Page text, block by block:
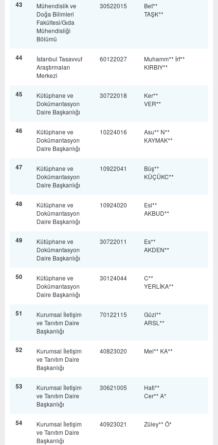
43
Mühendislik ve
Doğa Bilimleri
Fakültesi/Gıda
Mühendisliği
Bölümü
30522015
Bet**
TAŞK**
44
İstanbul Tasavvuf
Araştırmaları
Merkezi
60122027
Muhamm** İrf**
KIRBIY**
45
Kütüphane ve
Dokümantasyon
Daire Başkanlığı
30722018
Ker**
VER**
46
Kütüphane ve
Dokümantasyon
Daire Başkanlığı
10224016
Asu** N**
KAYMAK**
47
Kütüphane ve
Dokümantasyon
Daire Başkanlığı
10922041
Büş**
KÜÇÜKC**
48
Kütüphane ve
Dokümantasyon
Daire Başkanlığı
10924020
Esl**
AKBUD**
49
Kütüphane ve
Dokümantasyon
Daire Başkanlığı
30722011
Es**
AKDEN**
50
Kütüphane ve
Dokümantasyon
Daire Başkanlığı
30124044
C**
YERLİKA**
51
Kurumsal İletişim
ve Tanıtım Daire
Başkanlığı
70122115
Güzi**
ARSL**
52
Kurumsal İletişim
ve Tanıtım Daire
Başkanlığı
40823020 Mel** KA**
53
Kurumsal İletişim
ve Tanıtım Daire
Başkanlığı
30621005
Hati**
Cer** A*
54
Kurumsal İletişim
ve Tanıtım Daire
Başkanlığı
40923021 Züley** Ö*